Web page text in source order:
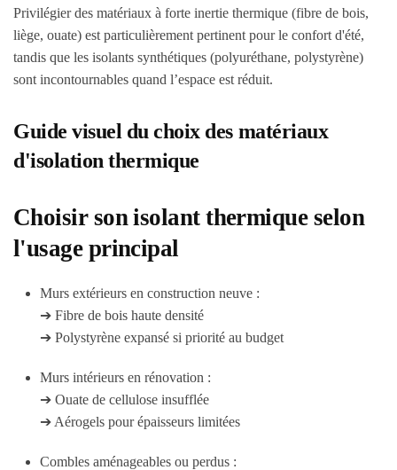
Privilégier des matériaux à forte inertie thermique (fibre de bois,
liège, ouate) est particulièrement pertinent pour le confort d'été,
tandis que les isolants synthétiques (polyuréthane, polystyrène)
sont incontournables quand l’espace est réduit.
Guide visuel du choix des matériaux
d'isolation thermique
Choisir son isolant thermique selon
l'usage principal
Murs extérieurs en construction neuve :
➔ Fibre de bois haute densité
➔ Polystyrène expansé si priorité au budget
Murs intérieurs en rénovation :
➔ Ouate de cellulose insufflée
➔ Aérogels pour épaisseurs limitées
Combles aménageables ou perdus :